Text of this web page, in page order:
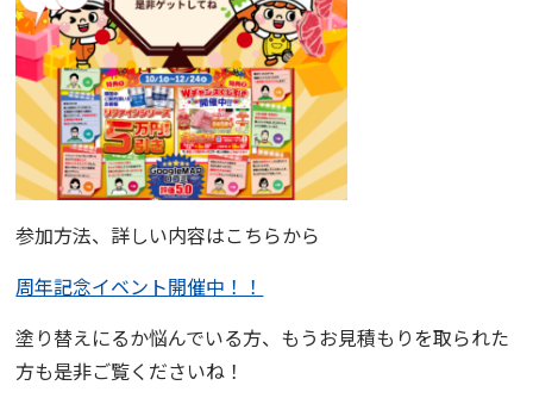
参加方法、詳しい内容はこちらから
周年記念イベント開催中！！
塗り替えにるか悩んでいる方、もうお見積もりを取られた
方も是非ご覧くださいね！